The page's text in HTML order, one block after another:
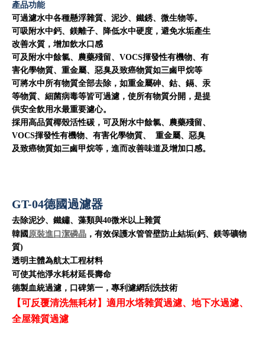
產品功能
可過濾水中各種懸浮雜質、泥沙、鐵銹、微生物等。
可吸附水中鈣、鎂離子、降低水中硬度，避免水垢產生
改善水質，增加飲水口感
可及附水中餘氯、農藥殘留、VOCS揮發性有機物、有
害化學物質、重金屬、惡臭及致癌物質如三鹵甲烷等
可將水中所有物質全部去除，如重金屬砷、鈷、鎘、汞
等物質、細菌病毒等皆可過濾，使所有物質分開，是提
供安全飲用水最重要濾心。
採用高品質椰殼活性碳，可及附水中餘氯、農藥殘留、
VOCS揮發性有機物、有害化學物質、 重金屬、惡臭
及致癌物質如三鹵甲烷等，進而改善味道及增加口感。
GT-04德國過濾器
去除泥沙、鐵鏽、藻類與40微米以上雜質
韓國 原裝進口潔磷晶 ，有效保護水管管壁防止結垢(鈣、鎂等礦物
質)
透明主體為航太工程材料
可使其他淨水耗材延長壽命
德製血統過濾，口碑第一，專利濾網刮洗技術
【可反覆清洗無耗材】適用水塔雜質過濾、地下水過濾、
全屋雜質過濾